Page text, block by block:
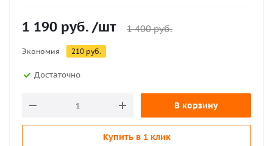
1 190 руб. /шт 1 400руб.
Экономия 210 руб.
Достаточно
В корзину
Купить в 1 клик